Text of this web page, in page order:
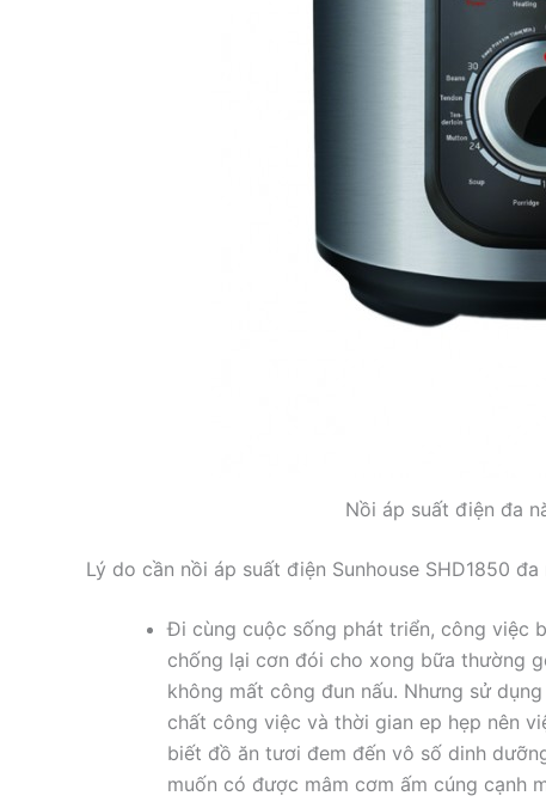
Nồi áp suất điện đa
Lý do cần nồi áp suất điện Sunhouse SHD1850
Đi cùng cuộc sống phát triển, công việc
chống lại cơn đói cho xong bữa thường
không mất công đun nấu. Nhưng sử
chất công việc và thời gian ep hẹp nên
biết đồ ăn tươi đem đến vô số dinh
muốn có được mâm cơm ấm cúng cạnh